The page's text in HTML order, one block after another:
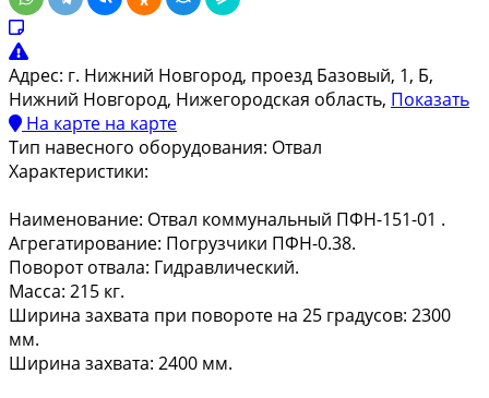
Адрес: г. Нижний Новгород, проезд Базовый, 1, Б,
Нижний Новгород, Нижегородская область, Показать
На карте на карте
Тип навесного оборудования: Отвал
Характеристики:
Наименование: Отвал коммунальный ПФН-151-01 .
Агрегатирование: Погрузчики ПФН-0.38.
Поворот отвала: Гидравлический.
Масса: 215 кг.
Ширина захвата при повороте на 25 градусов: 2300
мм.
Ширина захвата: 2400 мм.